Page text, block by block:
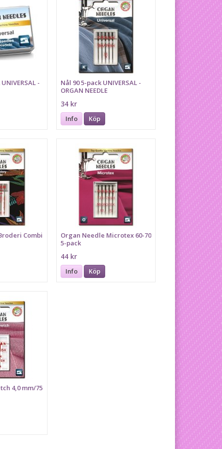
-
Nål 90 5-pack UNIVERSAL -
ORGAN NEEDLE
34 kr
Info Köp
Combi
Organ Needle Microtex 60-70
5-pack
44 kr
Info Köp
4,0 mm/75